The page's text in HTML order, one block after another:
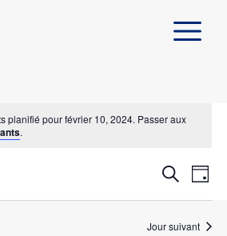
planifié pour février 10, 2024. Passer aux
.
et
de
vues
Jour
Jour suivant